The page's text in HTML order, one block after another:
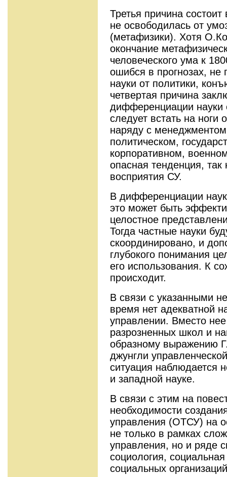
Третья причина
не освободилась от
(метафизики). Хотя
окончание
человеческого ума к
ошибся в прогнозах, не
науки от политики,
четвертая причина
дифференциации науки
следует встать на ноги
наряду с
политическом,
корпоративном,
опасная тенденция, так
восприятия СУ.
В дифференциации наук
это может быть
целостное
Тогда частные науки
скоординировано, и
глубокого понимания
его использования. К
происходит.
В связи с указанными
время нет адекватной
управлении. Вместо
разрозненных школ и
образному выражению
джунгли
ситуация наблюдается
и западной науке.
В связи с этим на
необходимости
управления (ОТСУ) на
не только в рамках
управления, но и ряде
социология,
социальных